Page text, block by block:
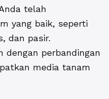
telah
yang baik, seperti
dan pasir.
dengan perbandingan
media tanam